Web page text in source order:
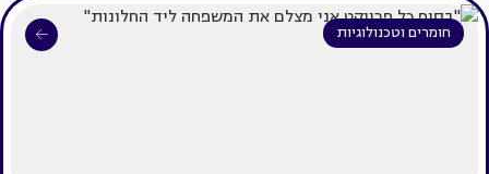
חומרים וטכנולוגיות